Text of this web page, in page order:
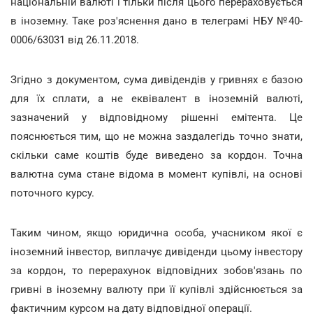
в іноземну. Таке роз'яснення дано в телеграмі НБУ №40-
0006/63031 від 26.11.2018.
Згідно з документом, сума дивідендів у гривнях є базою
для їх сплати, а не еквівалент в іноземній валюті,
зазначений у відповідному рішенні емітента. Це
пояснюється тим, що не можна заздалегідь точно знати,
скільки саме коштів буде виведено за кордон. Точна
валютна сума стане відома в момент купівлі, на основі
поточного курсу.
Таким чином, якщо юридична особа, учасником якої є
іноземний інвестор, виплачує дивіденди цьому інвестору
за кордон, то перерахунок відповідних зобов'язань по
гривні в іноземну валюту при її купівлі здійснюється за
фактичним курсом на дату відповідної операції.